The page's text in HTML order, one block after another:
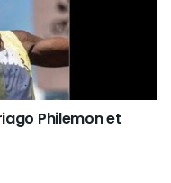
Philemon et